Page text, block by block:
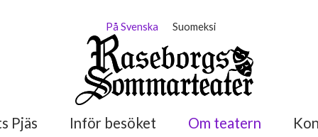
På Svenska Suomeksi
Pjäs Inför besöket Om teatern